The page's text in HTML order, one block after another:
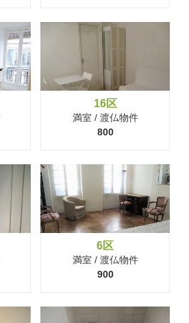
16区
満室 / 渡仏物件
800
6区
満室 / 渡仏物件
900